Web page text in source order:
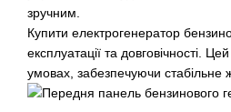
зручним.
Купити електрогенератор
експлуатації та довговічності.
умовах, забезпечуючи